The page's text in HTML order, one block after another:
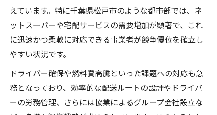
えています。特に千葉県松戸市のような都市部では、ネ
ットスーパーや宅配サービスの需要増加が顕著で、これ
に迅速かつ柔軟に対応できる事業者が競争優位を確立し
やすい状況です。
ドライバー確保や燃料費高騰といった課題への対応も急
務となっており、効率的な配送ルートの設計やドライバ
ーの労務管理、さらには協業によるグループ会社設立な